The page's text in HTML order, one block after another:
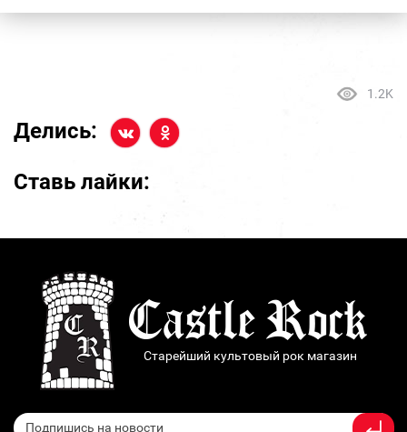
1.2K
Делись:
Ставь лайки:
Старейший культовый рок магазин